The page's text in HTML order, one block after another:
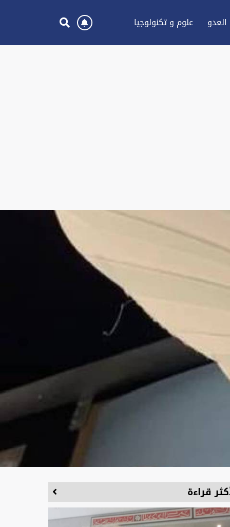
علوم و تكنولوجيا
قراءة